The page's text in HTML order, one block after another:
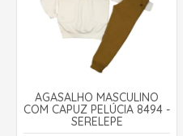
AGASALHO MASCULINO
COM CAPUZ PELÚCIA 8494 -
SERELEPE